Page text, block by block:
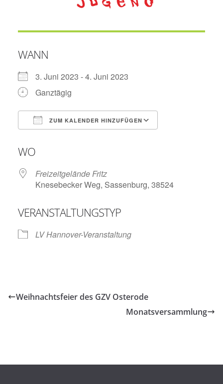
WANN
3. Juni 2023 - 4. Juni 2023
Ganztägig
ZUM KALENDER HINZUFÜGEN
WO
Freizeitgelände Fritz
Knesebecker Weg, Sassenburg, 38524
VERANSTALTUNGSTYP
LV Hannover-Veranstaltung
Weihnachtsfeier des GZV Osterode
Monatsversammlung